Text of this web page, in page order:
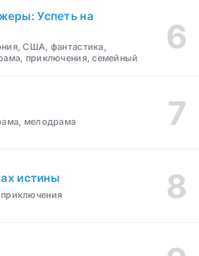
Успеть на
США, фантастика,
приключения, семейный
мелодрама
истины